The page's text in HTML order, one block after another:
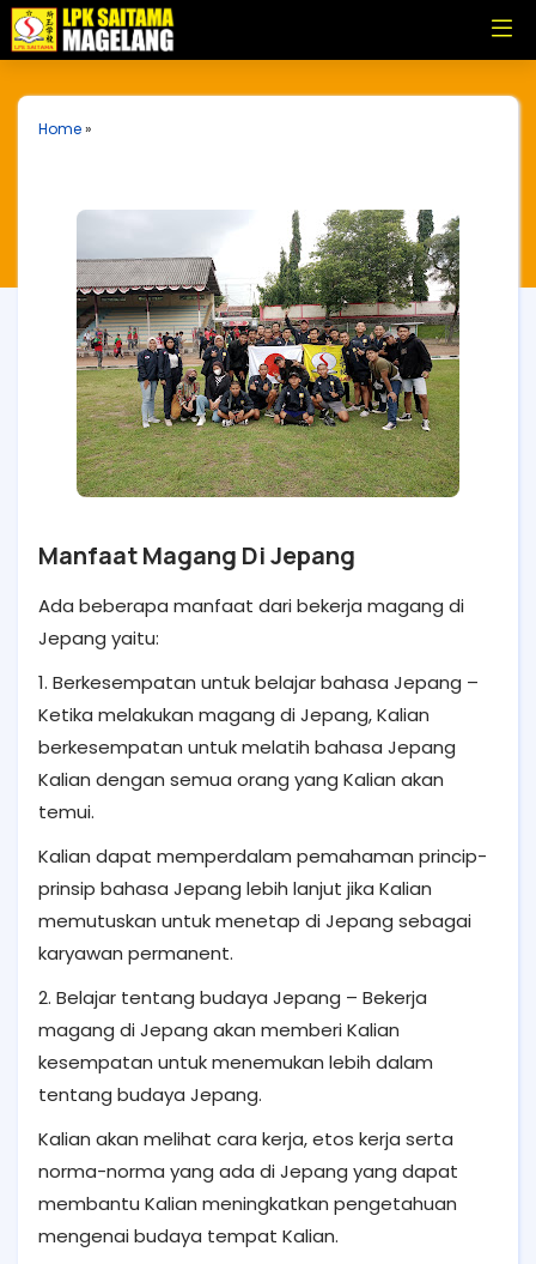
Home»
Manfaat Magang Di Jepang
Ada beberapa manfaat dari bekerja magang di
Jepang yaitu:
1. Berkesempatan untuk belajar bahasa Jepang –
Ketika melakukan magang di Jepang, Kalian
berkesempatan untuk melatih bahasa Jepang
Kalian dengan semua orang yang Kalian akan
temui.
Kalian dapat memperdalam pemahaman princip-
prinsip bahasa Jepang lebih lanjut jika Kalian
memutuskan untuk menetap di Jepang sebagai
karyawan permanent.
2. Belajar tentang budaya Jepang – Bekerja
magang di Jepang akan memberi Kalian
kesempatan untuk menemukan lebih dalam
tentang budaya Jepang.
Kalian akan melihat cara kerja, etos kerja serta
norma-norma yang ada di Jepang yang dapat
membantu Kalian meningkatkan pengetahuan
mengenai budaya tempat Kalian.